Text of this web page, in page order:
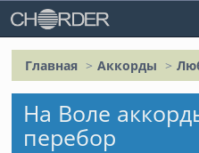
Главная Аккорды
На Воле
перебор